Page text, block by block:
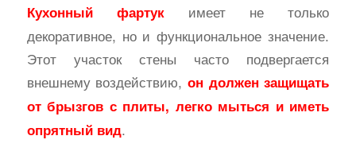
Кухонный фартукимеет не только
декоративное, но и функциональное значение.
Этот участок стены часто подвергается
внешнему воздействию, он должен защищать
от брызгов с плиты, легко мыться и иметь
опрятный вид.